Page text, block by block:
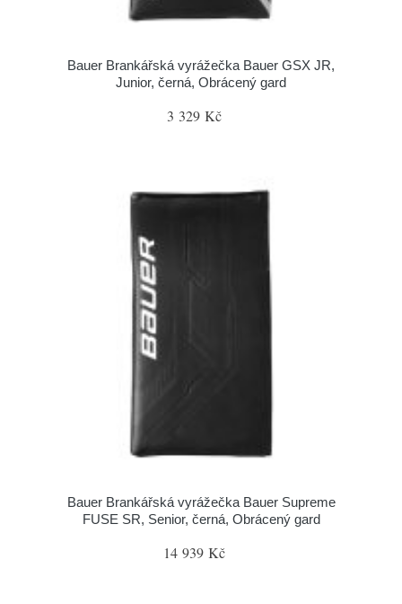
Bauer Brankářská vyrážečka Bauer GSX JR,
Junior, černá, Obrácený gard
3 329 Kč
Bauer Brankářská vyrážečka Bauer Supreme
FUSE SR, Senior, černá, Obrácený gard
14 939 Kč